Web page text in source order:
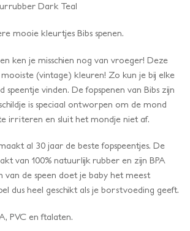
Dark Teal
mooie kleurtjes Bibs spenen.
ken je misschien nog van vroeger! Deze
mooiste (vintage) kleuren! Zo kun je bij elke
speentje vinden. De fopspenen van Bibs zijn
is speciaal ontworpen om de mond
irriteren en sluit het mondje niet af.
al 30 jaar de beste fopspeentjes. De
van 100% natuurlijk rubber en zijn BPA
de speen doet je baby het meest
dus heel geschikt als je borstvoeding geeft.
PVC en ftalaten.